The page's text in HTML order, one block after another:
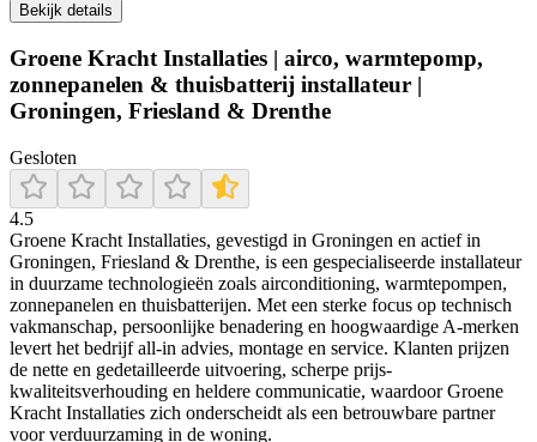
Bekijk details
Groene Kracht Installaties | airco, warmtepomp,
zonnepanelen & thuisbatterij installateur |
Groningen, Friesland & Drenthe
Gesloten
4.5
Groene Kracht Installaties, gevestigd in Groningen en actief in
Groningen, Friesland & Drenthe, is een gespecialiseerde installateur
in duurzame technologieën zoals airconditioning, warmtepompen,
zonnepanelen en thuisbatterijen. Met een sterke focus op technisch
vakmanschap, persoonlijke benadering en hoogwaardige A-merken
levert het bedrijf all-in advies, montage en service. Klanten prijzen
de nette en gedetailleerde uitvoering, scherpe prijs-
kwaliteitsverhouding en heldere communicatie, waardoor Groene
Kracht Installaties zich onderscheidt als een betrouwbare partner
voor verduurzaming in de woning.